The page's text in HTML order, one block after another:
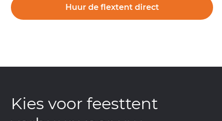
Huur de flextent direct
Kies voor feesttent